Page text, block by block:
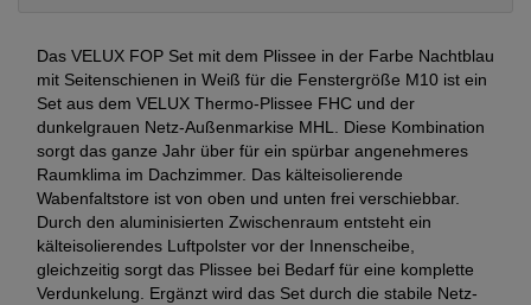
Das VELUX FOP Set mit dem Plissee in der Farbe Nachtblau
mit Seitenschienen in Weiß für die Fenstergröße M10 ist ein
Set aus dem VELUX Thermo-Plissee FHC und der
dunkelgrauen Netz-Außenmarkise MHL. Diese Kombination
sorgt das ganze Jahr über für ein spürbar angenehmeres
Raumklima im Dachzimmer. Das kälteisolierende
Wabenfaltstore ist von oben und unten frei verschiebbar.
Durch den aluminisierten Zwischenraum entsteht ein
kälteisolierendes Luftpolster vor der Innenscheibe,
gleichzeitig sorgt das Plissee bei Bedarf für eine komplette
Verdunkelung. Ergänzt wird das Set durch die stabile Netz-